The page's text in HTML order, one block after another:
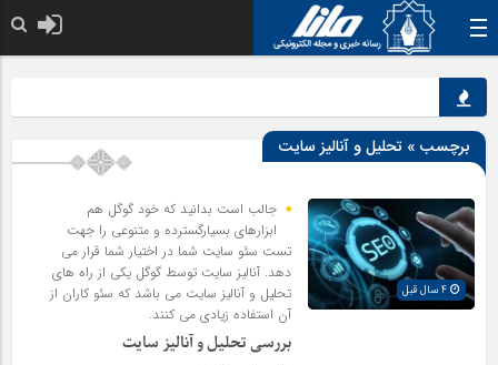
برچسب » تحلیل و آنالیز سایت
جالب است بدانید که خود گوگل هم
ابزارهای بسیارگسترده و متنوعی را جهت
تست سئو سایت شما در اختیار شما قرار می
دهد. آنالیز سایت توسط گوگل یکی از راه های
تحلیل و آنالیز سایت می باشد که سئو کاران از
آن استفاده زیادی می کنند.
بررسی تحلیل و آنالیز سایت